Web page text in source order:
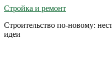
Стройка и ремонт
Строительство по-новому:
идеи